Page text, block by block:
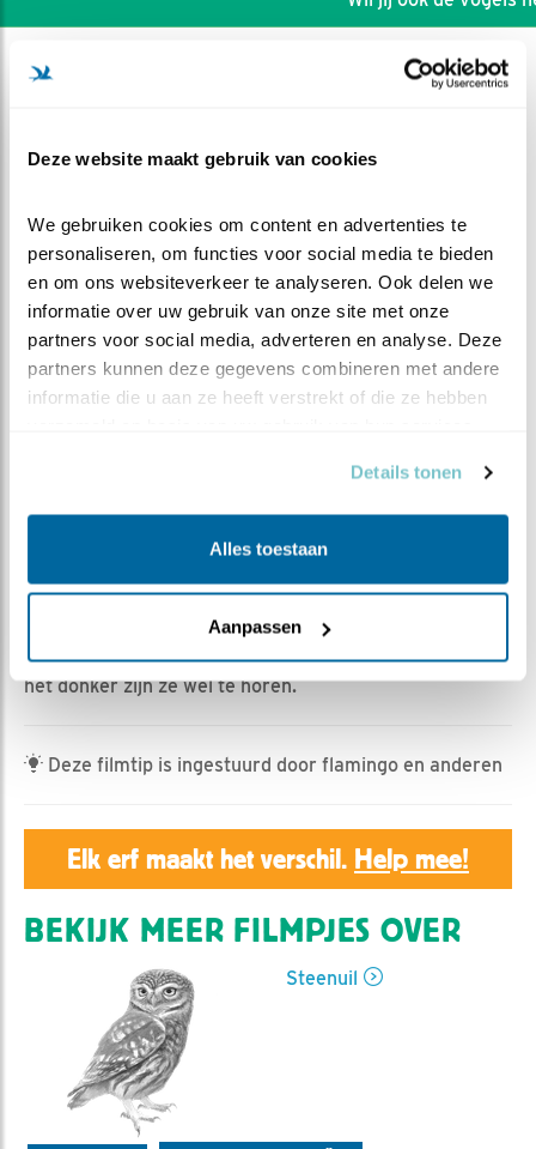
Deze website maakt gebruik van cookies
We gebruiken cookies om content en advertenties te
personaliseren, om functies voor social media te bieden
en om ons websiteverkeer te analyseren. Ook delen we
informatie over uw gebruik van onze site met onze
partners voor social media, adverteren en analyse. Deze
partners kunnen deze gegevens combineren met andere
informatie die u aan ze heeft verstrekt of die ze hebben
Details tonen
Alles toestaan
Aanpassen
DEEL DIT FILMPJE
Spannend maar vaak niet in
beeld
Geert | Geplaatst op 14 april 2022, 23:55 |
Vind ik
Bewaar dit filmpje
De steenuilen laten zich nu weinig zien, maar vooral in
het donker zijn ze wel te horen.
Deze filmtip is ingestuurd door flamingo en anderen
Elk erf maakt het verschil. Help mee!
BEKIJK MEER FILMPJES OVER
Steenuil